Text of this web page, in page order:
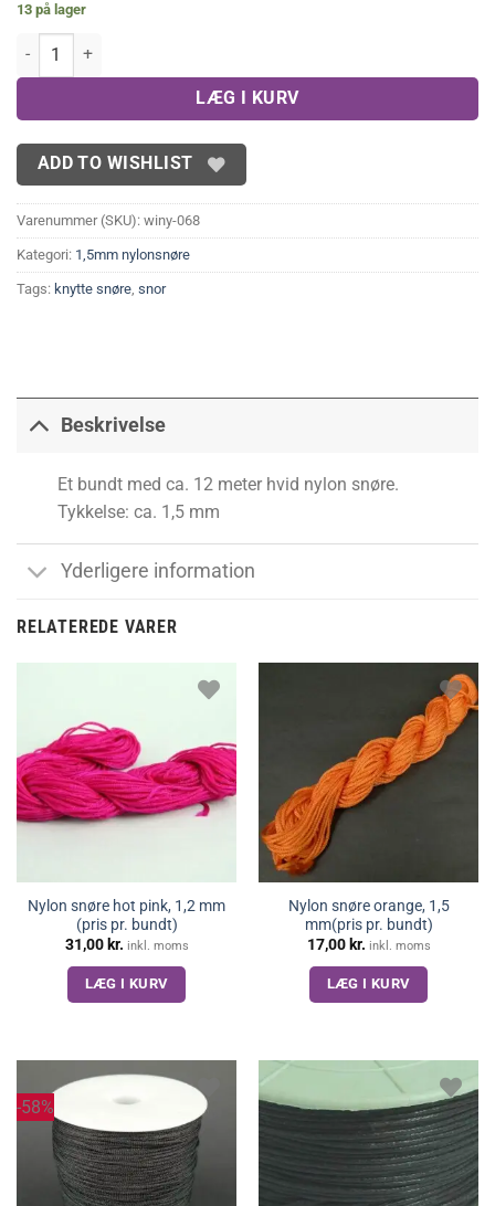
13 på lager
Nylon snøre hvid, 1,5 mm(pris pr. bundt) antal
LÆG I KURV
ADD TO WISHLIST
Varenummer (SKU): winy-068
Kategori: 1,5mm nylonsnøre
Tags: knytte snøre snor
Beskrivelse
Et bundt med ca. 12 meter hvid nylon snøre.
Tykkelse: ca. 1,5 mm
Yderligere information
RELATEREDE VARER
Nylon snøre hot pink, 1,2 mm
(pris pr. bundt)
31,00 kr. inkl. moms
LÆG I KURV
Nylon snøre orange, 1,5
mm(pris pr. bundt)
17,00 kr. inkl. moms
LÆG I KURV
-58%